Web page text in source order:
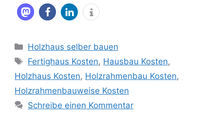
Kategorien
Holzhaus selber bauen
Schlagwörter
Fertighaus Kosten, Hausbau Kosten,
Holzhaus Kosten, Holzrahmenbau Kosten,
Holzrahmenbauweise Kosten
Schreibe einen Kommentar